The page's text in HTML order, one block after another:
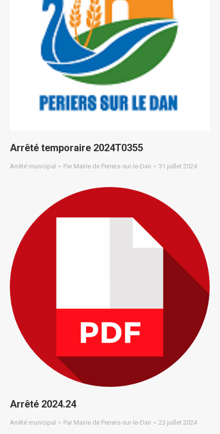
Arrêté temporaire 2024T0355
Arrêté municipal Par Mairie de Periers-sur-le-Dan 31 juillet 2024
Arrêté 2024.24
Arrêté municipal Par Mairie de Periers-sur-le-Dan 23 juillet 2024